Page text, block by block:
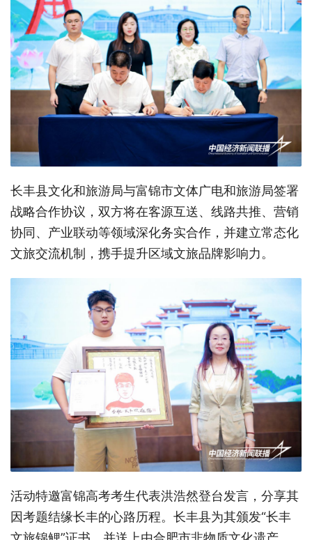
长丰县文化和旅游局与富锦市文体广电和旅游局签署
战略合作协议，双方将在客源互送、线路共推、营销
协同、产业联动等领域深化务实合作，并建立常态化
文旅交流机制，携手提升区域文旅品牌影响力。
活动特邀富锦高考考生代表洪浩然登台发言，分享其
因考题结缘长丰的心路历程。长丰县为其颁发“长丰